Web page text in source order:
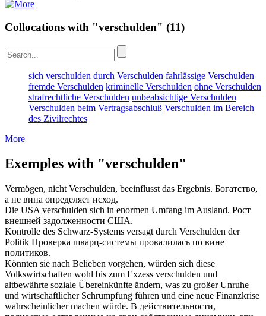
Collocations with "verschulden" (11)
sich verschulden durch Verschulden fahrlässige Verschulden
fremde Verschulden kriminelle Verschulden ohne Verschulden
strafrechtliche Verschulden unbeabsichtige Verschulden
Verschulden beim Vertragsabschluß Verschulden im Bereich
des Zivilrechtes
More
Exemples with "verschulden"
Vermögen, nicht Verschulden, beeinflusst das Ergebnis. Богатство,
а не вина определяет исход.
Die USA verschulden sich in enormen Umfang im Ausland. Рост
внешней задолженности США.
Kontrolle des Schwarz-Systems versagt durch Verschulden der
Politik Проверка шварц-системы провалилась по вине
политиков.
Könnten sie nach Belieben vorgehen, würden sich diese
Volkswirtschaften wohl bis zum Exzess verschulden und
altbewährte soziale Übereinkünfte ändern, was zu großer Unruhe
und wirtschaftlicher Schrumpfung führen und eine neue Finanzkrise
wahrscheinlicher machen würde. В действительности,